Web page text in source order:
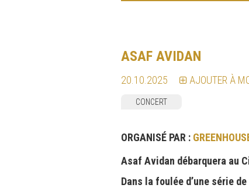
ASAF AVIDAN
20.10.2025 AJOUTER À
CONCERT
ORGANISÉ PAR :
Asaf Avidan débarquera au
Dans la foulée d’une série